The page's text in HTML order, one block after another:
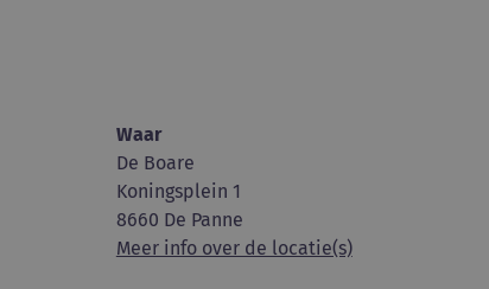
Waar
De Boare
Koningsplein 1
8660 De Panne
Meer info over de locatie(s)